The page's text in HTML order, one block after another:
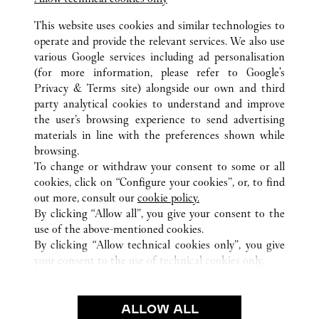
ALLE CARTIER STANDORTE ITALIEN MI
MILANO
VIA MONTENAPOLEONE 16/A
KUNDENSERVICE
CONTACT US
UNSER UNTERNEHMEN
KARRIERE
EINE BOUTIQUE FINDEN
NUTZUNGSBEDINGUNGEN
This website uses cookies and similar technologies to
operate and provide the relevant services. We also use
various Google services including ad personalisation
(for more information, please refer to Google's
Privacy & Terms site) alongside our own and third
party analytical cookies to understand and improve
the user’s browsing experience to send advertising
materials in line with the preferences shown while
browsing.
To change or withdraw your consent to some or all
cookies, click on “Configure your cookies”, or, to find
out more, consult our cookie policy.
By clicking “Allow all”, you give your consent to the
use of the above-mentioned cookies.
By clicking “Allow technical cookies only”, you give
your consent to the use of technical cookies only.
ALLOW ALL